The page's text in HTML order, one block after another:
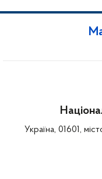
Україна, 01601,